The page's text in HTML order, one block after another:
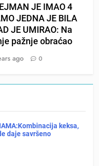
JE IMAO 4
JEDNA JE BILA
JE UMIRAO: Na
pažnje obraćao
ago 0
keksa,
daje savršeno